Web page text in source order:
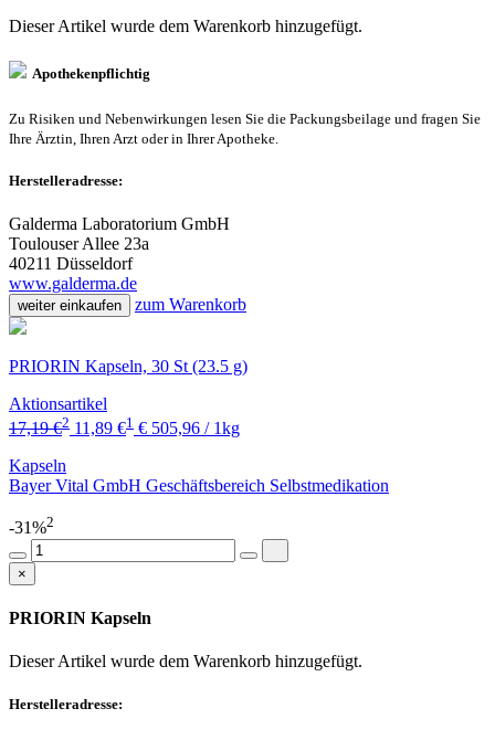
Dieser Artikel wurde dem Warenkorb hinzugefügt.
Apothekenpflichtig
Zu Risiken und Nebenwirkungen lesen Sie die Packungsbeilage und fragen Sie
Ihre Ärztin, Ihren Arzt oder in Ihrer Apotheke.
Herstelleradresse:
Galderma Laboratorium GmbH
Toulouser Allee 23a
40211 Düsseldorf
www.galderma.de
weiter einkaufen zum Warenkorb
PRIORIN Kapseln, 30 St (23.5 g)
Aktionsartikel
17,19 €2 11,89 €1 € 505,96 / 1kg
Kapseln
Bayer Vital GmbH Geschäftsbereich Selbstmedikation
-31%2
×
PRIORIN Kapseln
Dieser Artikel wurde dem Warenkorb hinzugefügt.
Herstelleradresse: